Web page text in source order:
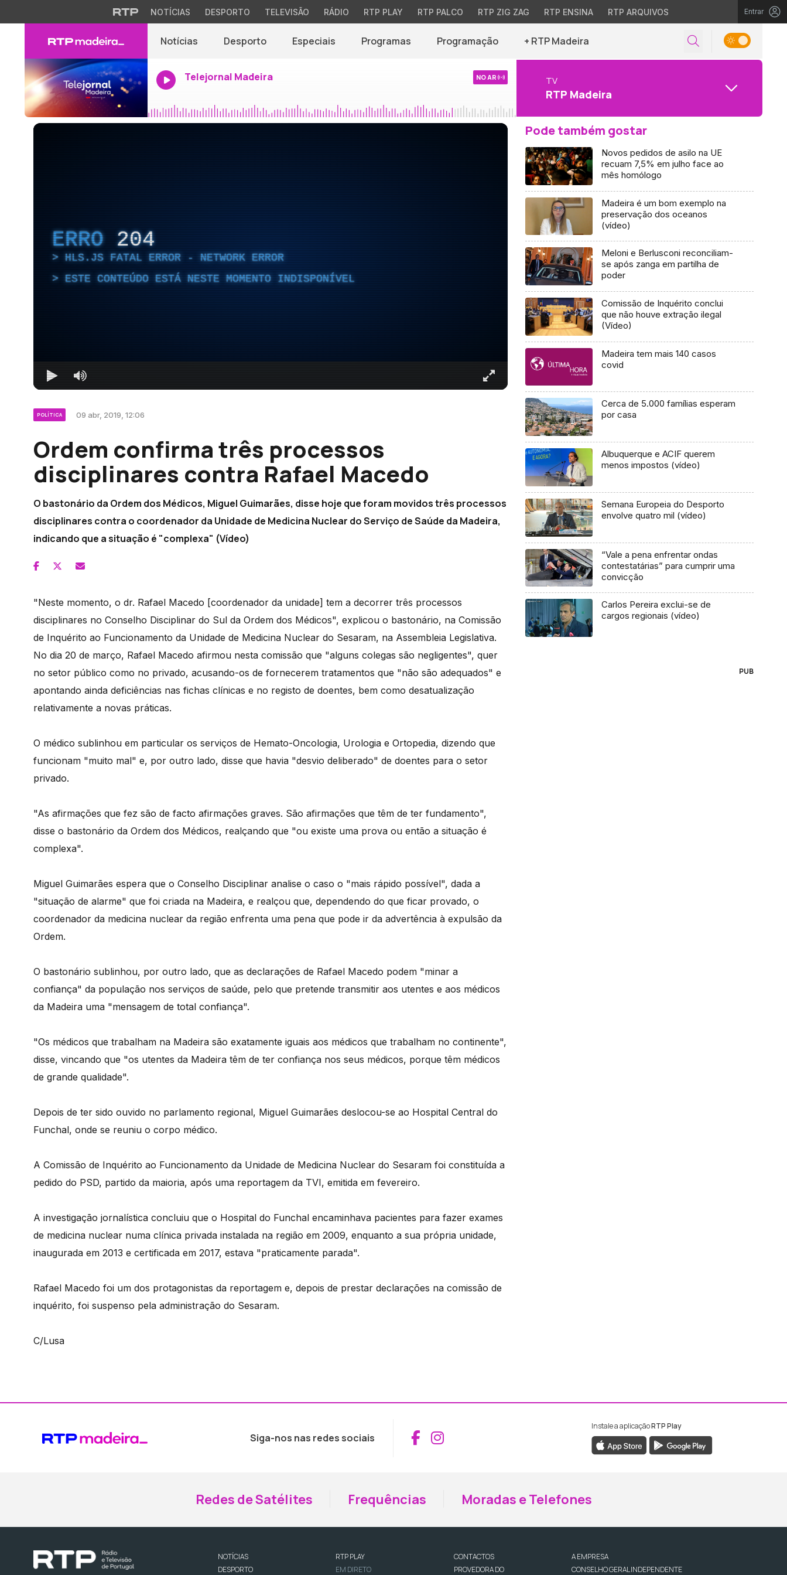
NOTÍCIAS DESPORTO TELEVISÃO RÁDIO RTP PLAY RTP PALCO RTP ZIG ZAG RTP ENSINA RTP ARQUIVOS Entrar
Notícias Desporto Especiais Programas Programação + RTP Madeira
Telejornal Madeira NO AR TV
RTP Madeira
ERRO 204
HLS.JS FATAL ERROR - NETWORK ERROR
ESTE CONTEÚDO ESTÁ NESTE MOMENTO INDISPONÍVEL
POLÍTICA 09 abr, 2019, 12:06
Ordem confirma três processos
disciplinares contra Rafael Macedo
O bastonário da Ordem dos Médicos, Miguel Guimarães, disse hoje que foram movidos três processos
disciplinares contra o coordenador da Unidade de Medicina Nuclear do Serviço de Saúde da Madeira,
indicando que a situação é "complexa" (Vídeo)
"Neste momento, o dr. Rafael Macedo [coordenador da unidade] tem a decorrer três processos
disciplinares no Conselho Disciplinar do Sul da Ordem dos Médicos", explicou o bastonário, na Comissão
de Inquérito ao Funcionamento da Unidade de Medicina Nuclear do Sesaram, na Assembleia Legislativa.
No dia 20 de março, Rafael Macedo afirmou nesta comissão que "alguns colegas são negligentes", quer
no setor público como no privado, acusando-os de fornecerem tratamentos que "não são adequados" e
apontando ainda deficiências nas fichas clínicas e no registo de doentes, bem como desatualização
relativamente a novas práticas.
O médico sublinhou em particular os serviços de Hemato-Oncologia, Urologia e Ortopedia, dizendo que
funcionam "muito mal" e, por outro lado, disse que havia "desvio deliberado" de doentes para o setor
privado.
"As afirmações que fez são de facto afirmações graves. São afirmações que têm de ter fundamento",
disse o bastonário da Ordem dos Médicos, realçando que "ou existe uma prova ou então a situação é
complexa".
Miguel Guimarães espera que o Conselho Disciplinar analise o caso o "mais rápido possível", dada a
"situação de alarme" que foi criada na Madeira, e realçou que, dependendo do que ficar provado, o
coordenador da medicina nuclear da região enfrenta uma pena que pode ir da advertência à expulsão da
Ordem.
O bastonário sublinhou, por outro lado, que as declarações de Rafael Macedo podem "minar a
confiança" da população nos serviços de saúde, pelo que pretende transmitir aos utentes e aos médicos
da Madeira uma "mensagem de total confiança".
"Os médicos que trabalham na Madeira são exatamente iguais aos médicos que trabalham no continente",
disse, vincando que "os utentes da Madeira têm de ter confiança nos seus médicos, porque têm médicos
de grande qualidade".
Depois de ter sido ouvido no parlamento regional, Miguel Guimarães deslocou-se ao Hospital Central do
Funchal, onde se reuniu o corpo médico.
A Comissão de Inquérito ao Funcionamento da Unidade de Medicina Nuclear do Sesaram foi constituída a
pedido do PSD, partido da maioria, após uma reportagem da TVI, emitida em fevereiro.
A investigação jornalística concluiu que o Hospital do Funchal encaminhava pacientes para fazer exames
de medicina nuclear numa clínica privada instalada na região em 2009, enquanto a sua própria unidade,
inaugurada em 2013 e certificada em 2017, estava "praticamente parada".
Rafael Macedo foi um dos protagonistas da reportagem e, depois de prestar declarações na comissão de
inquérito, foi suspenso pela administração do Sesaram.
C/Lusa
Pode também gostar
Novos pedidos de asilo na UE
recuam 7,5% em julho face ao
mês homólogo
Madeira é um bom exemplo na
preservação dos oceanos
(vídeo)
Meloni e Berlusconi reconciliam-
se após zanga em partilha de
poder
Comissão de Inquérito conclui
que não houve extração ilegal
(Vídeo)
Madeira tem mais 140 casos
covid
Cerca de 5.000 famílias esperam
por casa
Albuquerque e ACIF querem
menos impostos (vídeo)
Semana Europeia do Desporto
envolve quatro mil (vídeo)
“Vale a pena enfrentar ondas
contestatárias” para cumprir uma
convicção
Carlos Pereira exclui-se de
cargos regionais (vídeo)
PUB
Siga-nos nas redes sociais Aceder ao Facebook da RTP Madeira
Aceder ao Instagram da RTP Madeira
Instale a aplicaçãoRTP Play
Redes de Satélites Frequências Moradas e Telefones
NOTÍCIAS
DESPORTO
RTP PLAY
EM DIRETO
CONTACTOS
PROVEDORA DO
A EMPRESA
CONSELHO GERAL INDEPENDENTE